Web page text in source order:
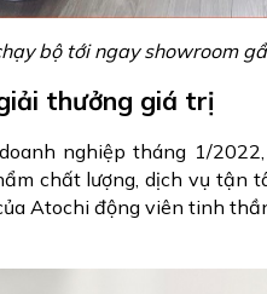
bộ tới ngay showroom
thưởng giá trị
nghiệp tháng 1/
chất lượng, dịch vụ tận
Atochi động viên tinh